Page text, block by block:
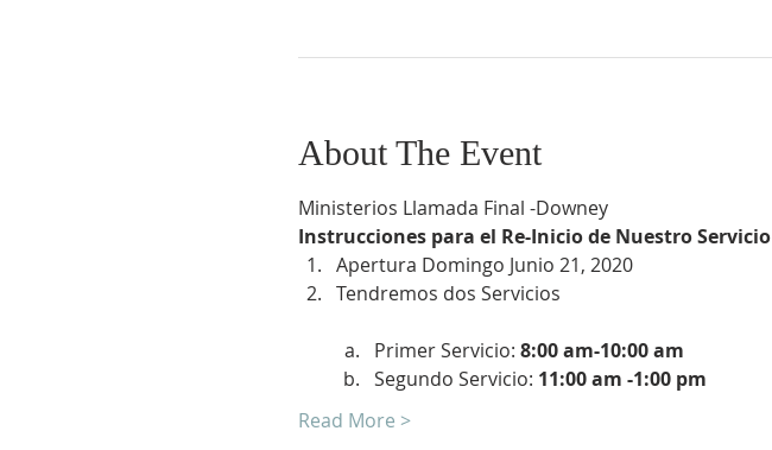
About The Event
Ministerios Llamada Final -Downey
Instrucciones para el Re-Inicio de Nuestro Servicio
Apertura Domingo Junio 21, 2020
Tendremos dos Servicios
Primer Servicio: 8:00 am-10:00 am
Segundo Servicio: 11:00 am -1:00 pm
Read More >